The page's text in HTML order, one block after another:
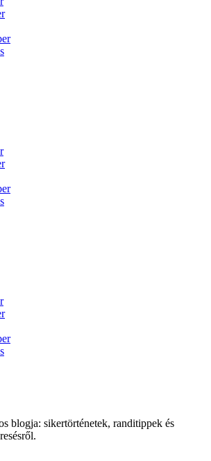
blogja: sikertörténetek, randitippek és